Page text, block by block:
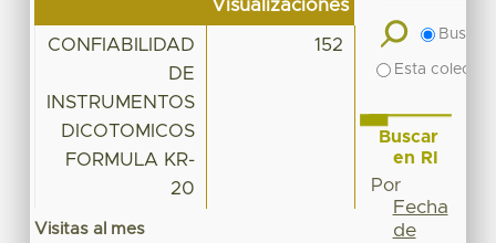
Visualizaciones
CONFIABILIDAD
DE
INSTRUMENTOS
DICOTOMICOS
FORMULA KR-
20
152
Visitas al mes
Buscar
Esta
Buscar
en RI
Por
Fecha
de